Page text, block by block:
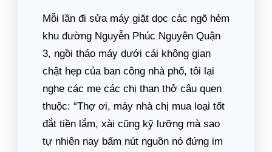
Mỗi lần đi sửa máy giặt dọc các ngõ hẻm
khu đường Nguyễn Phúc Nguyên Quận
3, ngồi tháo máy dưới cái không gian
chật hẹp của ban công nhà phố, tôi lại
nghe các mẹ các chị than thở câu quen
thuộc: “Thợ ơi, máy nhà chị mua loại tốt
đắt tiền lắm, xài cũng kỹ lưỡng mà sao
tự nhiên nay bấm nút nguồn nó đứng im